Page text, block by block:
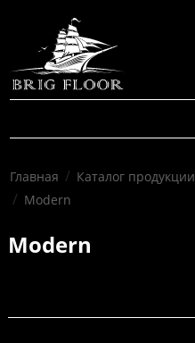
Главная / Каталог продукции
/ Modern
Modern